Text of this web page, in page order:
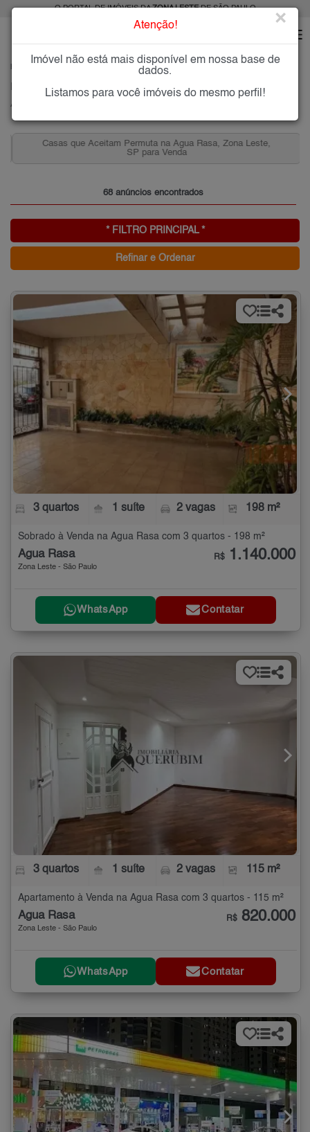
O PORTAL DE IMÓVEIS DAZONA LESTEDE SÃO PAULO
ÁGUA RASA
Imóveis à Venda na Água Rasa, Zona Leste de São Paulo
Água Rasa, Zona Leste
Casas que Aceitam Permuta na Água Rasa, Zona Leste,
SP para Venda
68 anúncios encontrados
* FILTRO PRINCIPAL *
Refinar e Ordenar
3 quartos 1 suíte 2 vagas 198 m²
Sobrado à Venda na Água Rasa com 3 quartos - 198 m²
Água Rasa
Zona Leste - São Paulo
R$ 1.140.000
WhatsApp Contatar
3 quartos 1 suíte 2 vagas 115 m²
Apartamento à Venda na Água Rasa com 3 quartos - 115 m²
Água Rasa
Zona Leste - São Paulo
R$ 820.000
WhatsApp Contatar
Atenção! ×
Imóvel não está mais disponível em nossa base de
dados.
Listamos para você imóveis do mesmo perfil!